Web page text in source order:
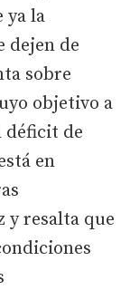
ya la
dejen de
sobre
objetivo a
déficit de
en
y resalta que